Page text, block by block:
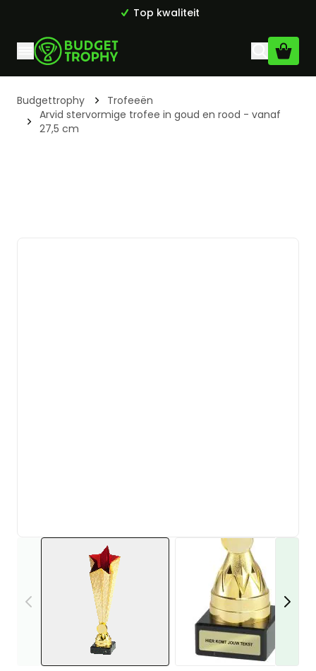
Top kwaliteit
Ga naar de inhoud
Budgettrophy
Trofeeën
Arvid stervormige trofee in goud en rood - vanaf
27,5 cm
View larger image View larger